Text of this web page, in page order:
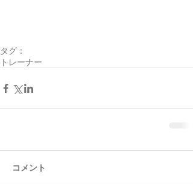
タグ：
トレーナー
コメント